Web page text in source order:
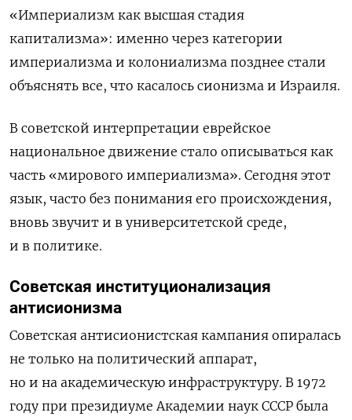
«Империализм как высшая стадия
капитализма»: именно через категории
империализма и колониализма позднее стали
объяснять все, что касалось сионизма и Израиля.
В советской интерпретации еврейское
национальное движение стало описываться как
часть «мирового империализма». Сегодня этот
язык, часто без понимания его происхождения,
вновь звучит и в университетской среде,
и в политике.
Советская институционализация
антисионизма
Советская антисионистская кампания опиралась
не только на политический аппарат,
но и на академическую инфраструктуру. В 1972
году при президиуме Академии наук СССР была